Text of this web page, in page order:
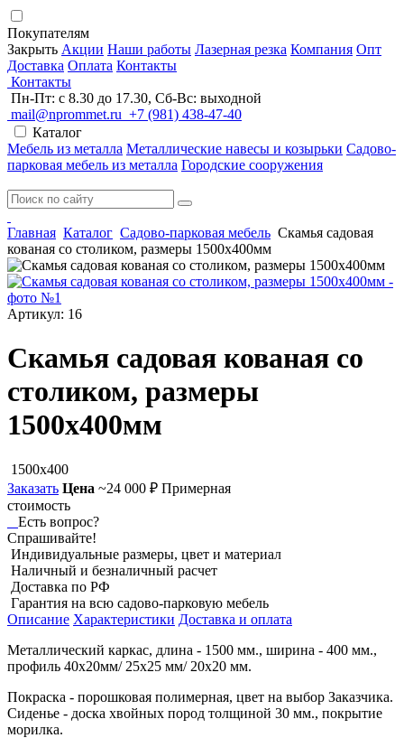
Покупателям
Закрыть Акции Наши работы Лазерная резка Компания Опт
Доставка Оплата Контакты
Контакты
Пн-Пт: с 8.30 до 17.30, Сб-Вс: выходной
mail@nprommet.ru +7 (981) 438-47-40
Каталог
Мебель из металла Металлические навесы и козырьки Садово-
парковая мебель из металла Городские сооружения
Главная Каталог Садово-парковая мебель Скамья садовая
кованая со столиком, размеры 1500х400мм
Артикул: 16
Скамья садовая кованая со
столиком, размеры
1500х400мм
1500x400
Заказать Цена ~24 000 ₽ Примерная
стоимость
Есть вопрос?
Спрашивайте!
Индивидуальные размеры, цвет и материал
Наличный и безналичный расчет
Доставка по РФ
Гарантия на всю садово-парковую мебель
Описание Характеристики Доставка и оплата
Металлический каркас, длина - 1500 мм., ширина - 400 мм.,
профиль 40х20мм/ 25х25 мм/ 20х20 мм.
Покраска - порошковая полимерная, цвет на выбор Заказчика.
Сиденье - доска хвойных пород толщиной 30 мм., покрытие
морилка.